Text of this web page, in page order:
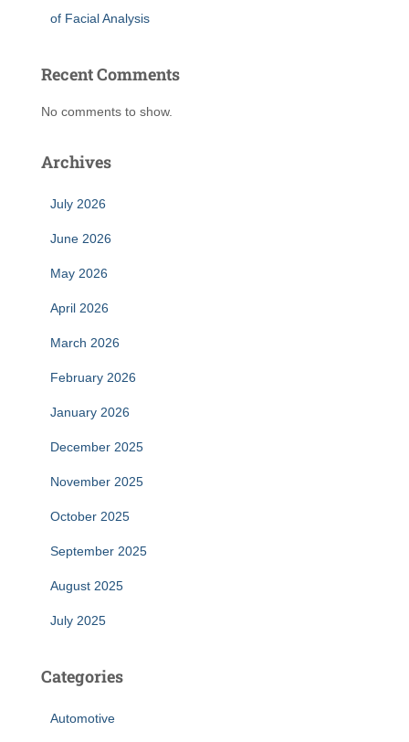
of Facial Analysis
Recent Comments
No comments to show.
Archives
July 2026
June 2026
May 2026
April 2026
March 2026
February 2026
January 2026
December 2025
November 2025
October 2025
September 2025
August 2025
July 2025
Categories
Automotive